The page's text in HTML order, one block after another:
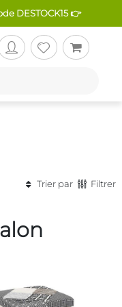
DESTOCK15 👉
Trier par
Filtrer